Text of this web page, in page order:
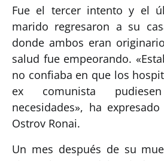
Fue el tercer intento y el
marido regresaron a su
donde ambos eran
salud fue empeorando.
no confiaba en que los
ex comunista
necesidades», ha
Ostrov Ronai.
Un mes después de su